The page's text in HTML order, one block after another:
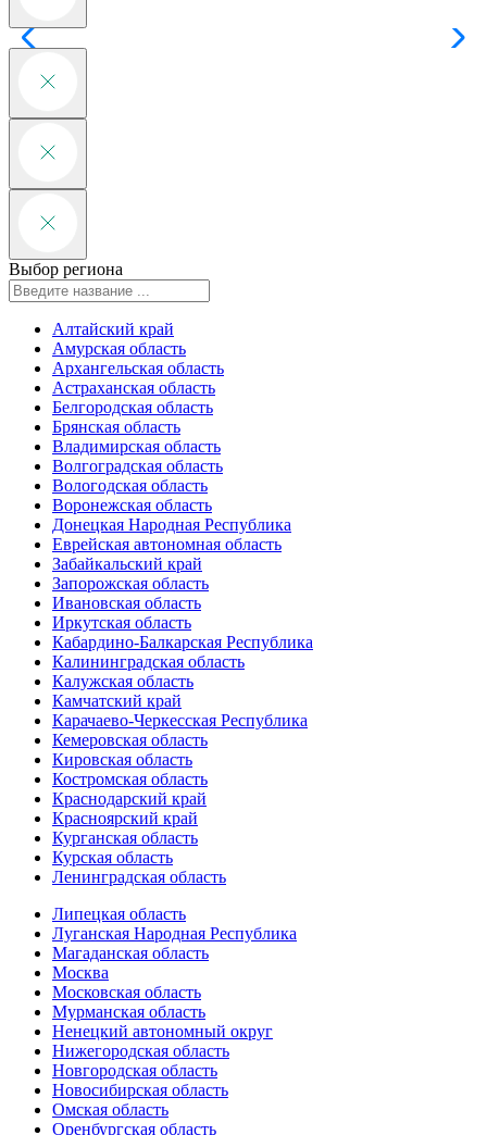
Выбор региона
Алтайский край
Амурская область
Архангельская область
Астраханская область
Белгородская область
Брянская область
Владимирская область
Волгоградская область
Вологодская область
Воронежская область
Донецкая Народная Республика
Еврейская автономная область
Забайкальский край
Запорожская область
Ивановская область
Иркутская область
Кабардино-Балкарская Республика
Калининградская область
Калужская область
Камчатский край
Карачаево-Черкесская Республика
Кемеровская область
Кировская область
Костромская область
Краснодарский край
Красноярский край
Курганская область
Курская область
Ленинградская область
Липецкая область
Луганская Народная Республика
Магаданская область
Москва
Московская область
Мурманская область
Ненецкий автономный округ
Нижегородская область
Новгородская область
Новосибирская область
Омская область
Оренбургская область